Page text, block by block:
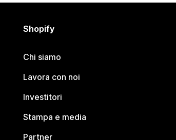
Shopify
Chi siamo
Lavora con noi
Investitori
Stampa e media
Partner